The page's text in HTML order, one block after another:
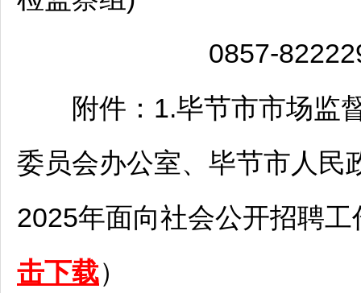
0857-
附件：1.毕节市市场监
委员会办公室、 毕节市人民
2025年面向社会公开招聘工
击下载）